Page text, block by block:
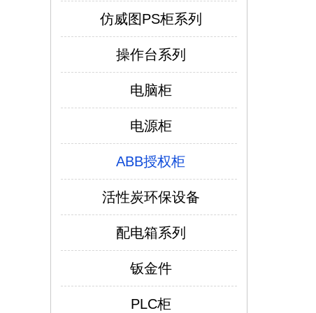
仿威图PS柜系列
操作台系列
电脑柜
电源柜
ABB授权柜
活性炭环保设备
配电箱系列
钣金件
PLC柜
仿威图PS柜系列